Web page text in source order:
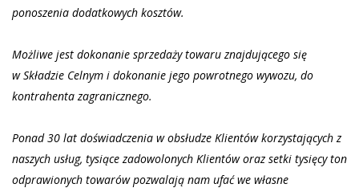
ponoszenia dodatkowych kosztów.
Możliwe jest dokonanie sprzedaży towaru znajdującego się
w Składzie Celnym i dokonanie jego powrotnego wywozu, do
kontrahenta zagranicznego.
Ponad 30 lat doświadczenia w obsłudze Klientów korzystających z
naszych usług, tysiące zadowolonych Klientów oraz setki tysięcy ton
odprawionych towarów pozwalają nam ufać we własne